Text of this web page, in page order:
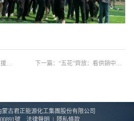
賽 下一篇： “五花”齊放：看供銷中心如何“一五一十”搞內控
蒙古君正能源化工集團股份有限公司